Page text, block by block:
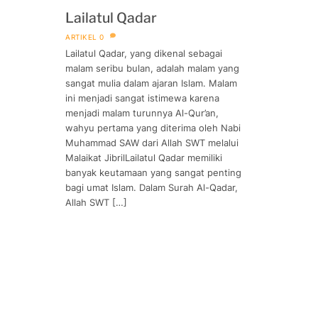
Lailatul Qadar
ARTIKEL 0
Lailatul Qadar, yang dikenal sebagai
malam seribu bulan, adalah malam yang
sangat mulia dalam ajaran Islam. Malam
ini menjadi sangat istimewa karena
menjadi malam turunnya Al-Qur’an,
wahyu pertama yang diterima oleh Nabi
Muhammad SAW dari Allah SWT melalui
Malaikat JibrilLailatul Qadar memiliki
banyak keutamaan yang sangat penting
bagi umat Islam. Dalam Surah Al-Qadar,
Allah SWT […]